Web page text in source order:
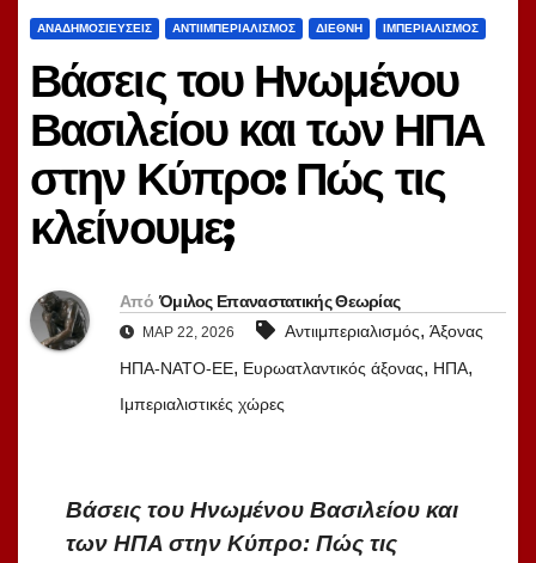
ΑΝΑΔΗΜΟΣΙΕΎΣΕΙΣ ΑΝΤΙΙΜΠΕΡΙΑΛΙΣΜΌΣ ΔΙΕΘΝΉ ΙΜΠΕΡΙΑΛΙΣΜΌΣ
Βάσεις του Ηνωμένου
Βασιλείου και των ΗΠΑ
στην Κύπρο: Πώς τις
κλείνουμε;
Από Όμιλος Επαναστατικής Θεωρίας
ΜΑΡ 22, 2026 Αντιιμπεριαλισμός, Άξονας
ΗΠΑ-ΝΑΤΟ-ΕΕ, Ευρωατλαντικός άξονας, ΗΠΑ,
Ιμπεριαλιστικές χώρες
Βάσεις του Ηνωμένου Βασιλείου και
των ΗΠΑ στην Κύπρο: Πώς τις